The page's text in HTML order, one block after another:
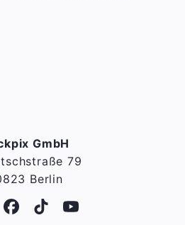
GmbH
79
Berlin